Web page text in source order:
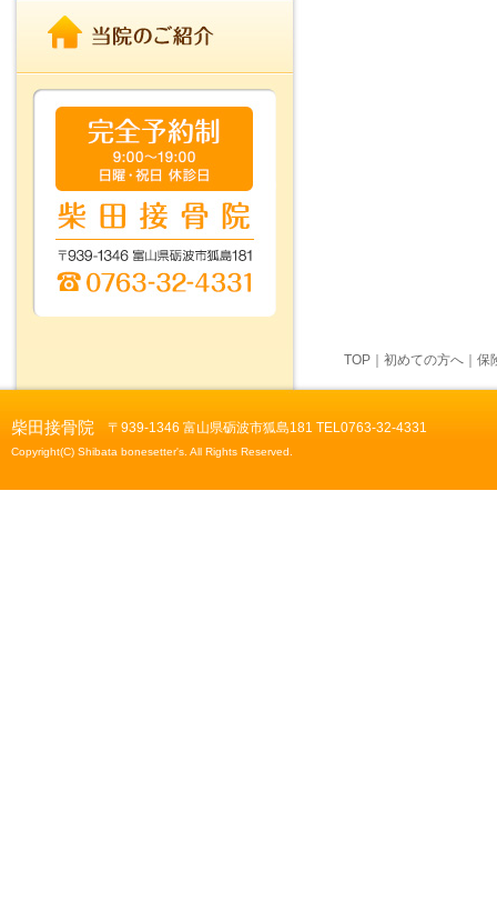
TOP 初めての方へ 保
柴田接骨院 〒939-1346 富山県砺波市狐島181 TEL0763-32-4331
Copyright(C) Shibata bonesetter's. All Rights Reserved.